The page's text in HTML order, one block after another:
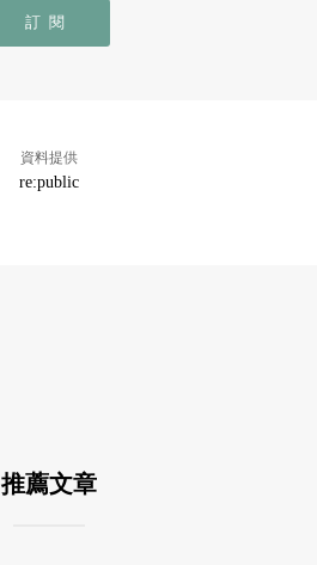
訂閱
資料提供
re:public
推薦文章